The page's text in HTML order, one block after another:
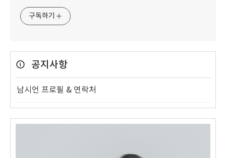
구독하기
공지사항
남시언 프로필 & 연락처